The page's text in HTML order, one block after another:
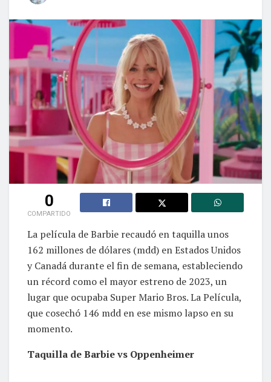
0
COMPARTIDO
La película de Barbie recaudó en taquilla unos
162 millones de dólares (mdd) en Estados Unidos
y Canadá durante el fin de semana, estableciendo
un récord como el mayor estreno de 2023, un
lugar que ocupaba Super Mario Bros. La Película,
que cosechó 146 mdd en ese mismo lapso en su
momento.
Taquilla de Barbie vs Oppenheimer